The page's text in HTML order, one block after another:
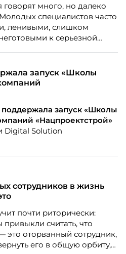
в фактор, который
работодателя.
много, но далеко
специалистов часто
ленивыми, слишком
к серьезной
статье Марина Ускова,
персонала
разбирает самые
мешают
сильных
запуск «Школы
поддержала запуск «Школы
«Нацпроектстрой»
Digital Solution
сотрудников в жизнь
почти риторически:
считать, что
это оторванный сотрудник,
его в общую орбиту,